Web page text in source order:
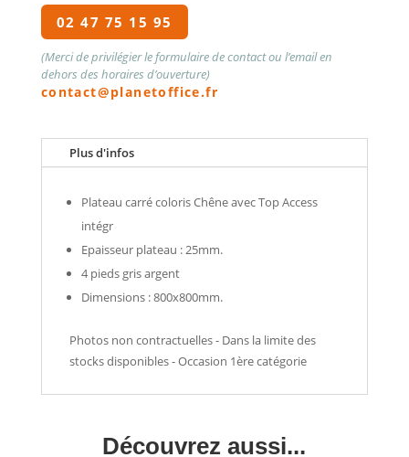
02 47 75 15 95
(Merci de privilégier le formulaire de contact ou l’email en
dehors des horaires d’ouverture)
contact@planetoffice.fr
Plus d'infos
Plateau carré coloris Chêne avec Top Access
intégr
Epaisseur plateau : 25mm.
4 pieds gris argent
Dimensions : 800x800mm.
Photos non contractuelles - Dans la limite des
stocks disponibles - Occasion 1ère catégorie
Découvrez aussi...